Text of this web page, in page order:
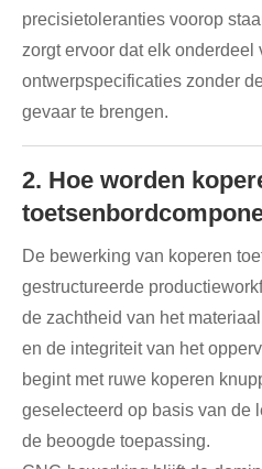
precisietoleranties voorop
zorgt ervoor dat elk onderdeel
ontwerpspecificaties zonder
gevaar te brengen.
2. Hoe worden
De bewerking van koperen
gestructureerde
de zachtheid van het
en de integriteit van het
begint met ruwe koperen
geselecteerd op basis van de
de beoogde toepassing.